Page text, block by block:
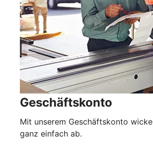
Geschäftskonto
Mit unserem Geschäftskonto
ganz einfach ab.